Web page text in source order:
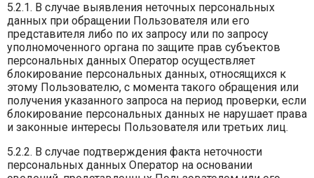
5.2.1. В случае выявления неточных персональных
данных при обращении Пользователя или его
представителя либо по их запросу или по запросу
уполномоченного органа по защите прав субъектов
персональных данных Оператор осуществляет
блокирование персональных данных, относящихся к
этому Пользователю, с момента такого обращения или
получения указанного запроса на период проверки, если
блокирование персональных данных не нарушает права
и законные интересы Пользователя или третьих лиц.
5.2.2. В случае подтверждения факта неточности
персональных данных Оператор на основании